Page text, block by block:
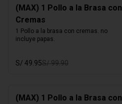
(MAX) 1 Pollo a la Brasa con
Cremas
1 Pollo a la brasa con cremas. no
incluye papas.
S/ 49.95S/ 99.90
(MAX) 1 Pollo a la Brasa con